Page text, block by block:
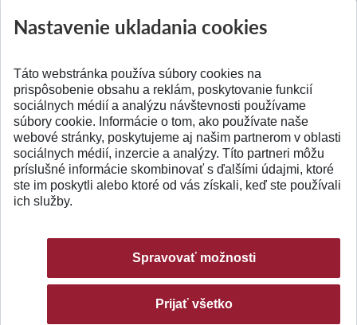
Publikované 31.07.2026 Publikované
SPÄŤ NA VRCH
Nastavenie ukladania cookies
Táto webstránka používa súbory cookies na
prispôsobenie obsahu a reklám, poskytovanie funkcií
sociálnych médií a analýzu návštevnosti používame
súbory cookie. Informácie o tom, ako používate naše
webové stránky, poskytujeme aj našim partnerom v oblasti
sociálnych médií, inzercie a analýzy. Títo partneri môžu
príslušné informácie skombinovať s ďalšími údajmi, ktoré
ste im poskytli alebo ktoré od vás získali, keď ste používali
ich služby.
Spravovať možnosti
Prijať všetko